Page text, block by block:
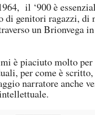
il ‘900 è
di genitori ragazzi, di
un Brionvega
è piaciuto molto per
per come è
narratore anche